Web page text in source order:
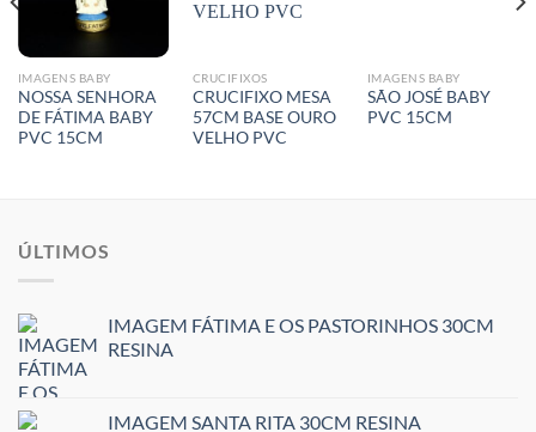
IMAGENS BABY
NOSSA SENHORA
DE FÁTIMA BABY
PVC 15CM
CRUCIFIXOS
CRUCIFIXO MESA
57CM BASE OURO
VELHO PVC
IMAGENS BABY
SÃO JOSÉ BABY
PVC 15CM
ÚLTIMOS
IMAGEM FÁTIMA E OS PASTORINHOS 30CM
RESINA
IMAGEM SANTA RITA 30CM RESINA